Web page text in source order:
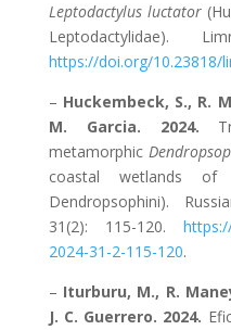
Leptodactylus luctator
Leptodactylidae).
https://doi.org/10.23818/
– Huckembeck, S., R.
M. Garcia. 2024.
metamorphic
coastal wetlands of
Dendropsophini).
31(2): 115-120.
2024-31-2-115-120.
– Iturburu, M., R.
J. C. Guerrero. 2024.